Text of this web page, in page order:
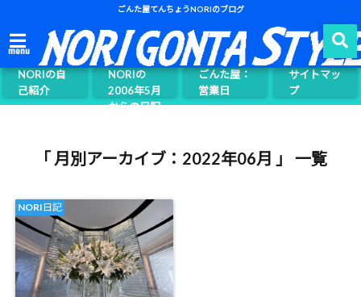
ごんた屋てんちょうNORIのブログ
menu
NORIの自
己紹介
ごんた屋て
んちょう
NORIの
2006年5月
からの日記
ごんた屋：
営業日
サイトマッ
プ
「 月別アーカイブ：2022年06月 」 一覧
NORI日記